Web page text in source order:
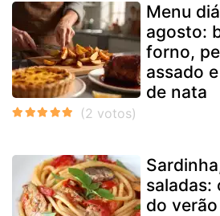
Menu
agosto:
forno,
assado
de nata
saladas:
do